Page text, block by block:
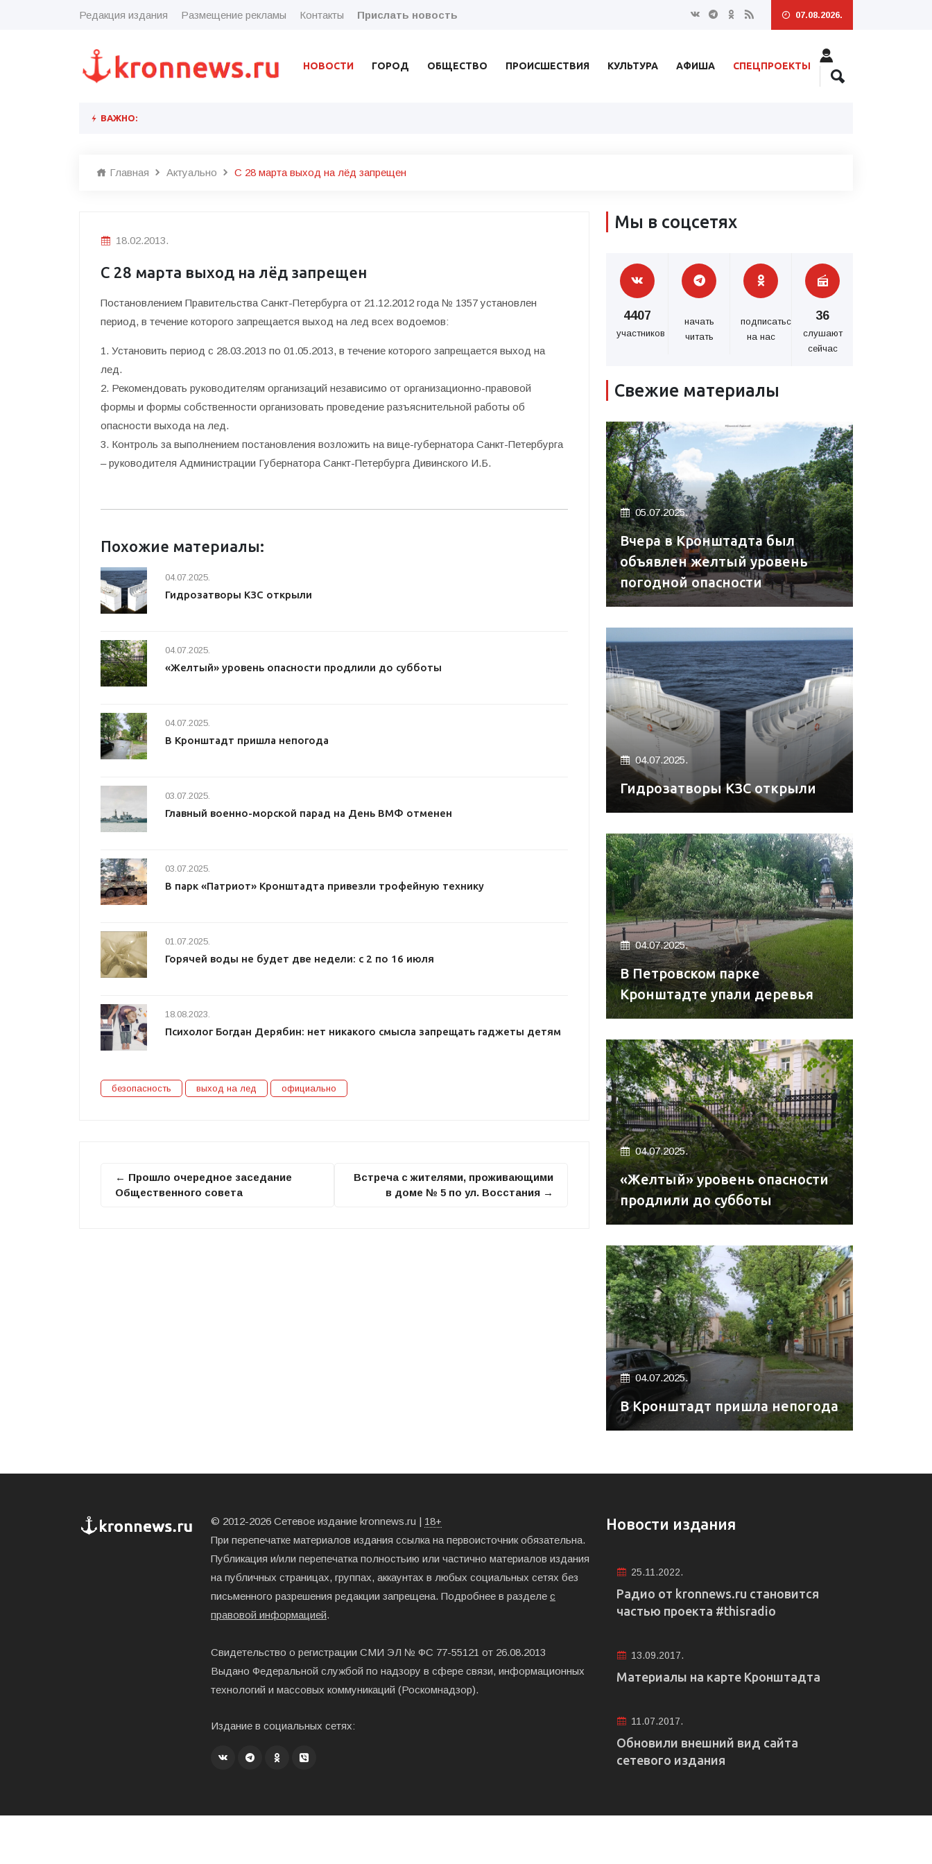
Редакция издания Размещение рекламы Контакты Прислать новость 07.08.2026.
НОВОСТИ ГОРОД ОБЩЕСТВО ПРОИСШЕСТВИЯ КУЛЬТУРА АФИША СПЕЦПРОЕКТЫ
ВАЖНО:
Главная Актуально С 28 марта выход на лёд запрещен
18.02.2013.
С 28 марта выход на лёд запрещен
Постановлением Правительства Санкт-Петербурга от 21.12.2012 года № 1357 установлен
период, в течение которого запрещается выход на лед всех водоемов:
1. Установить период с 28.03.2013 по 01.05.2013, в течение которого запрещается выход на
лед.
2. Рекомендовать руководителям организаций независимо от организационно-правовой
формы и формы собственности организовать проведение разъяснительной работы об
опасности выхода на лед.
3. Контроль за выполнением постановления возложить на вице-губернатора Санкт-Петербурга
– руководителя Администрации Губернатора Санкт-Петербурга Дивинского И.Б.
Похожие материалы:
04.07.2025.
Гидрозатворы КЗС открыли
04.07.2025.
«Желтый» уровень опасности продлили до субботы
04.07.2025.
В Кронштадт пришла непогода
03.07.2025.
Главный военно-морской парад на День ВМФ отменен
03.07.2025.
В парк «Патриот» Кронштадта привезли трофейную технику
01.07.2025.
Горячей воды не будет две недели: с 2 по 16 июля
18.08.2023.
Психолог Богдан Дерябин: нет никакого смысла запрещать гаджеты детям
безопасность выход на лед официально
← Прошло очередное заседание
Общественного совета
Встреча с жителями, проживающими
в доме № 5 по ул. Восстания →
Мы в соцсетях
4407
участников
начать
читать
подписаться
на нас
36
слушают
сейчас
Свежие материалы
05.07.2025.
Вчера в Кронштадта был
объявлен желтый уровень
погодной опасности
04.07.2025.
Гидрозатворы КЗС открыли
04.07.2025.
В Петровском парке
Кронштадте упали деревья
04.07.2025.
«Желтый» уровень опасности
продлили до субботы
04.07.2025.
В Кронштадт пришла непогода
© 2012-2026 Сетевое издание kronnews.ru | 18+
При перепечатке материалов издания ссылка на первоисточник обязательна.
Публикация и/или перепечатка полностьию или частично материалов издания
на публичных страницах, группах, аккаунтах в любых социальных сетях без
письменного разрешения редакции запрещена. Подробнее в разделе с
правовой информацией.
Свидетельство о регистрации СМИ ЭЛ № ФС 77-55121 от 26.08.2013
Выдано Федеральной службой по надзору в сфере связи, информационных
технологий и массовых коммуникаций (Роскомнадзор).
Издание в социальных сетях:
Новости издания
25.11.2022.
Радио от kronnews.ru становится
частью проекта #thisradio
13.09.2017.
Материалы на карте Кронштадта
11.07.2017.
Обновили внешний вид сайта
сетевого издания